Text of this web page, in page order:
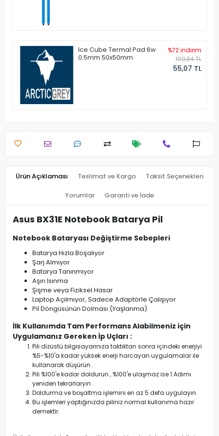
Ice Cube Termal Pad 6w
0.5mm 50x50mm
%72 indirim
199,84 TL
55,07 TL
Ürün Açıklaması Teslimat ve Kargo Taksit Seçenekleri
Yorumlar Garanti ve İade
Asus BX31E Notebook Batarya Pil
Notebook Bataryası Değiştirme Sebepleri
Batarya Hızla Boşalıyor
Şarj Almıyor
Batarya Tanınmıyor
Aşırı Isınma
Şişme veya Fiziksel Hasar
Laptop Açılmıyor, Sadece Adaptörle Çalışıyor
Pil Döngüsünün Dolması (Yaşlanma)
İlk Kullanımda Tam Performans Alabilmeniz için
Uygulamanız Gereken İp Uçları :
Pili dizüstü bilgisayarınıza taktıktan sonra içindeki enerjiyi
%5-%10'a kadar yüksek enerji harcayan uygulamalar ile
kullanarak düşürün.
Pili %100'e kadar doldurun , %100'e ulaşmaz ise 1.Adımı
yeniden tekrarlaryın .
Doldurma ve boşaltma işlemini en az 5 defa uygulayın.
Bu işlemleri yaptığınızda piliniz normal kullanıma hazır
demektir.